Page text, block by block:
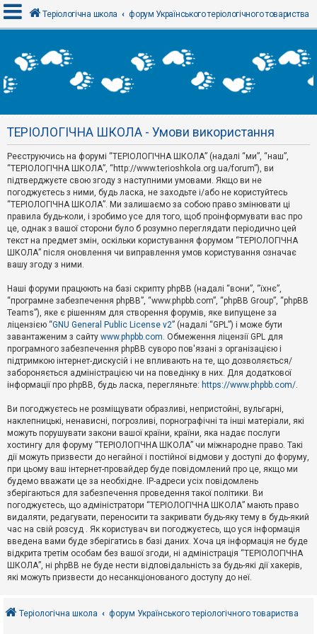
х
і
Р
є
с
т
р
а
ц
я
Т
м
и
б
е
з
в
і
д
п
о
в
д
й
А
к
т
и
в
н
т
е
м
и
о
Теріологічна школа форум Українського теріологічного товариства
ТЕРІОЛОГІЧНА ШКОЛА - Умови використання
Реєструючись на форумі “ТЕРІОЛОГІЧНА ШКОЛА” (надалі “ми”, “наш”,
“ТЕРІОЛОГІЧНА ШКОЛА”, “http://www.terioshkola.org.ua/forum”), ви
підтверджуєте свою згоду з наступними умовами. Якщо ви не
погоджуєтесь з ними, будь ласка, не заходьте і/або не користуйтесь
“ТЕРІОЛОГІЧНА ШКОЛА”. Ми залишаємо за собою право змінювати ці
правила будь-коли, і зробимо усе для того, щоб проінформувати вас про
це, однак з вашої сторони було б розумно переглядати періодично цей
текст на предмет змін, оскільки користування форумом “ТЕРІОЛОГІЧНА
ШКОЛА” після оновлення чи виправлення умов користування означає
вашу згоду з ними.
Наші форуми працюють на базі скрипту phpBB (надалі “вони”, “їхнє”,
“програмне забезпечення phpBB”, “www.phpbb.com”, “phpBB Group”, “phpBB
Teams”), яке є рішенням для створення форумів, яке випущене за
ліцензією “GNU General Public License v2” (надалі “GPL”) і може бути
завантаженим з сайту www.phpbb.com. Обмеження ліцензії GPL для
програмного забезпечення phpBB суворо пов'язані з організацією і
підтримкою інтернет-дискусій і не впливають на те, що дозволяється/
забороняється адміністрацією чи на поведінку в них. Для додаткової
інформації про phpBB, будь ласка, перегляньте: https://www.phpbb.com/.
Ви погоджуєтесь не розміщувати образливі, непристойні, вульгарні,
наклепницькі, ненависні, погрозливі, порнографічні та інші матеріали, які
можуть порушувати закони вашої країни, країни, яка надає послуги
хостингу для форуму “ТЕРІОЛОГІЧНА ШКОЛА” чи міжнародне право. Такі
дії можуть призвести до негайної і постійної відмови у доступі до форуму,
при цьому ваш інтернет-провайдер буде повідомлений про це, якщо ми
будемо вважати це за необхідне. IP-адреси усіх повідомлень
зберігаються для забезпечення проведення такої політики. Ви
погоджуєтесь, що адміністратори “ТЕРІОЛОГІЧНА ШКОЛА” мають право
видаляти, редагувати, переносити та закривати будь-яку тему в будь-який
час на свій розсуд . Як користувач ви погоджуєтесь, що уся інформація
введена вами буде зберігатись в базі даних. Хоча ця інформація не буде
відкрита третім особам без вашої згоди, ні адміністрація “ТЕРІОЛОГІЧНА
ШКОЛА”, ні phpBB не буде нести відповідальність за будь-які дії хакерів,
які можуть призвести до несанкціонованого доступу до неї.
Теріологічна школа форум Українського теріологічного товариства